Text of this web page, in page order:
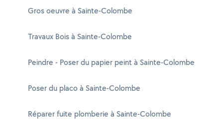
Gros oeuvre à Sainte-Colombe
Travaux Bois à Sainte-Colombe
Peindre - Poser du papier peint à Sainte-Colombe
Poser du placo à Sainte-Colombe
Réparer fuite plomberie à Sainte-Colombe